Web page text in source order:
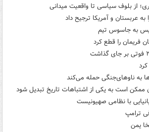
از بلوف سیاسی تا واقعیت میدانی
عربستان و آمریکا ترجیح داد
به جاسوس تیم
فریمان را قطع کرد
ممکن است به یکی از اشتباهات تاریخ تبدیل شود
با نظامی صهیونیست
ترامپ
یمن